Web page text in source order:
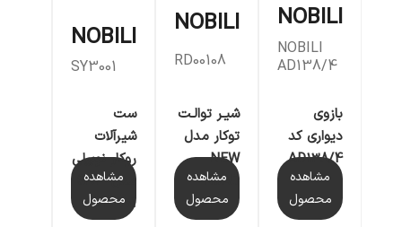
NOBILI
NOBILI
AD138/4
بازوی
دیواری کد
AD138/4
مشاهده
محصول
NOBILI
RD00108
شیـر توالـت
توکار مدل
NEW
ROAD
مشاهده
محصول
NOBILI
SY3001
ست
شیرآلات
روکار نوبیلی
مدل SKY-
SY3001
مشاهده
محصول